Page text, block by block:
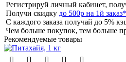
Регистрируй личный кабинет,
Получи скидку до 500р на 1й
С каждого заказа получай до 5%
Чем больше покупок, тем больше
Рекомендуемые товары